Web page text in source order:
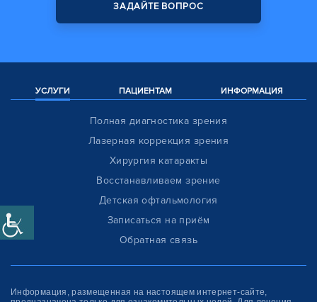
ЗАДАЙТЕ ВОПРОС
УСЛУГИ ПАЦИЕНТАМ ИНФОРМАЦИЯ
Полная диагностика зрения
Лазерная коррекция зрения
Хирургия катаракты
Восстанавливаем зрение
Детская офтальмология
Записаться на приём
Обратная связь
Информация, размещенная на настоящем интернет-сайте,